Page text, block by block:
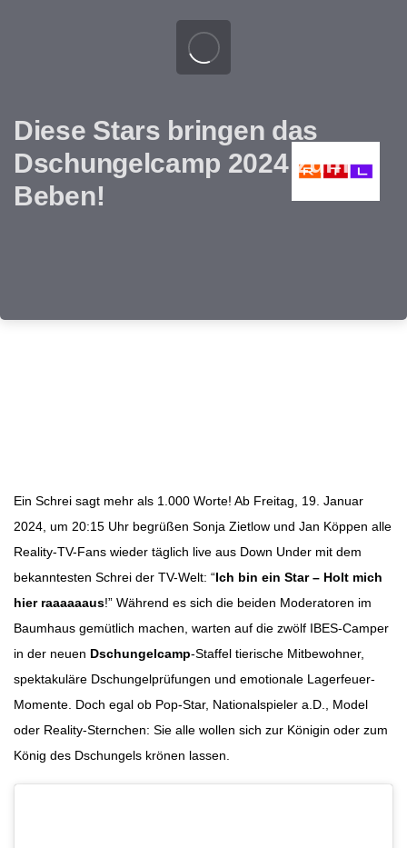
Diese Stars bringen das
Dschungelcamp 2024 zum
Beben!
Ein Schrei sagt mehr als 1.000 Worte! Ab Freitag, 19. Januar
2024, um 20:15 Uhr begrüßen Sonja Zietlow und Jan Köppen alle
Reality-TV-Fans wieder täglich live aus Down Under mit dem
bekanntesten Schrei der TV-Welt: “Ich bin ein Star – Holt mich
hier raaaaaaus!” Während es sich die beiden Moderatoren im
Baumhaus gemütlich machen, warten auf die zwölf IBES-Camper
in der neuen Dschungelcamp-Staffel tierische Mitbewohner,
spektakuläre Dschungelprüfungen und emotionale Lagerfeuer-
Momente. Doch egal ob Pop-Star, Nationalspieler a.D., Model
oder Reality-Sternchen: Sie alle wollen sich zur Königin oder zum
König des Dschungels krönen lassen.